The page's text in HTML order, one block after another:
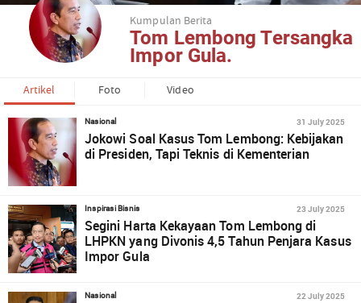
Kumpulan Berita
Tom Lembong Tersangka
Impor Gula.
Artikel Foto Video
Nasional 31 July 2025
Jokowi Soal Kasus Tom Lembong: Kebijakan
di Presiden, Tapi Teknis di Kementerian
Inspirasi Bisnis 23 July 2025
Segini Harta Kekayaan Tom Lembong di
LHPKN yang Divonis 4,5 Tahun Penjara Kasus
Impor Gula
Nasional 22 July 2025